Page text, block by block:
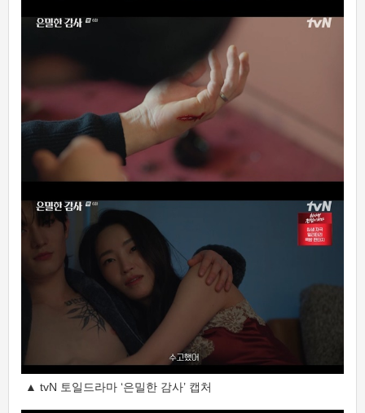
▲ tvN 토일드라마 ‘은밀한 감사’ 캡처